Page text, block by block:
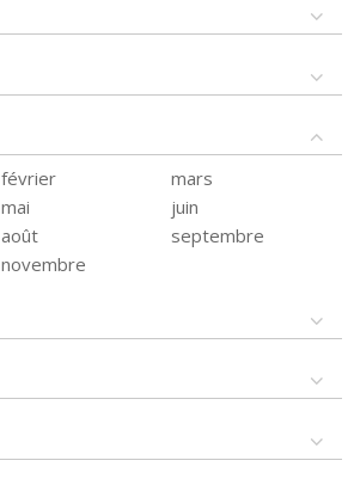
février
mars
mai
juin
août
septembre
novembre